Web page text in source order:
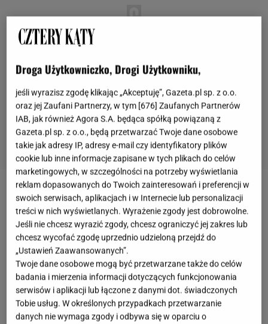
Jakie powinny być płytki na taras i płytki na
balkon?
Płytki na taras oraz płytki na balkon to nie pierwszy
lepszy produkt, jaki zobaczysz w sklepie
budowlanym.Płytkitarasowe lub balkonowe muszą
wyróżniać się pomiędzy innymi pewnymi
parametrami, aby mogły Ci służyć odpowiednio.
Droga Użytkowniczko, Drogi Użytkowniku,
jeśli wyrazisz zgodę klikając „Akceptuję”, Gazeta.pl sp. z o.o.
oraz jej Zaufani Partnerzy, w tym [676] Zaufanych Partnerów
IAB, jak również Agora S.A. będąca spółką powiązaną z
Gazeta.pl sp. z o.o., będą przetwarzać Twoje dane osobowe
takie jak adresy IP, adresy e-mail czy identyfikatory plików
cookie lub inne informacje zapisane w tych plikach do celów
marketingowych, w szczególności na potrzeby wyświetlania
reklam dopasowanych do Twoich zainteresowań i preferencji w
swoich serwisach, aplikacjach i w Internecie lub personalizacji
treści w nich wyświetlanych. Wyrażenie zgody jest dobrowolne.
Jeśli nie chcesz wyrazić zgody, chcesz ograniczyć jej zakres lub
chcesz wycofać zgodę uprzednio udzieloną przejdź do
„Ustawień Zaawansowanych”.
Twoje dane osobowe mogą być przetwarzane także do celów
badania i mierzenia informacji dotyczących funkcjonowania
serwisów i aplikacji lub łączone z danymi dot. świadczonych
Tobie usług. W określonych przypadkach przetwarzanie
danych nie wymaga zgody i odbywa się w oparciu o